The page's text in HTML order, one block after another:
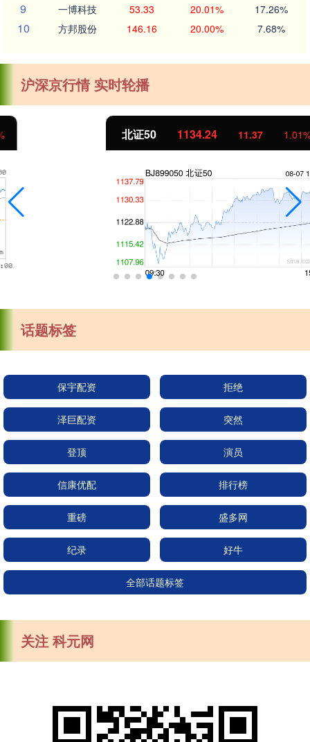
9 一博科技 53.33 20.01% 17.26%
10 方邦股份 146.16 20.00% 7.68%
沪深京行情 实时轮播
1134.24 11.37 1.01%
话题标签
保宇配资 拒绝
泽巨配资 突然
登顶 演员
信康优配 排行榜
重磅 盛多网
纪录 好牛
全部话题标签
关注 科元网